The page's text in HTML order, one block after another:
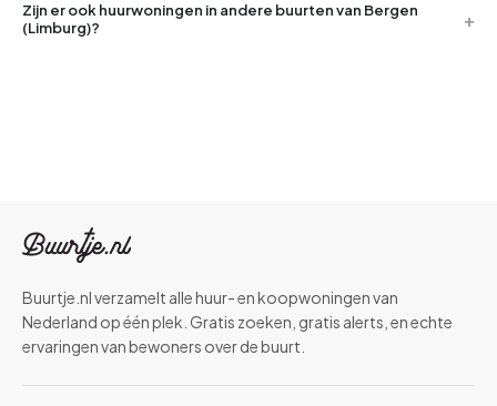
Zijn er ook huurwoningen in andere buurten van Bergen
(Limburg)?
Buurtje.nl verzamelt alle huur- en koopwoningen van
Nederland op één plek. Gratis zoeken, gratis alerts, en echte
ervaringen van bewoners over de buurt.